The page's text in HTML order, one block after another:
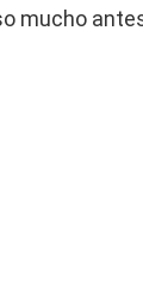
mucho